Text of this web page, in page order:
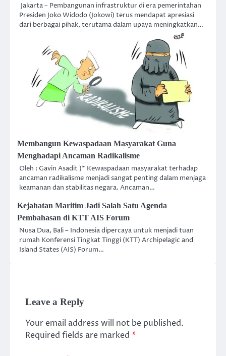
Jakarta – Pembangunan infrastruktur di era pemerintahan
Presiden Joko Widodo (Jokowi) terus mendapat apresiasi
dari berbagai pihak, terutama dalam upaya meningkatkan…
Membangun Kewaspadaan Masyarakat Guna
Menghadapi Ancaman Radikalisme
Oleh : Gavin Asadit )* Kewaspadaan masyarakat terhadap
ancaman radikalisme menjadi sangat penting dalam menjaga
keamanan dan stabilitas negara. Ancaman…
Kejahatan Maritim Jadi Salah Satu Agenda
Pembahasan di KTT AIS Forum
Nusa Dua, Bali – Indonesia dipercaya untuk menjadi tuan
rumah Konferensi Tingkat Tinggi (KTT) Archipelagic and
Island States (AIS) Forum…
Leave a Reply
Your email address will not be published.
Required fields are marked *